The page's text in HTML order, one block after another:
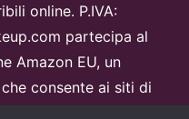
online. P.IVA:
partecipa al
Amazon EU, un
consente ai siti di